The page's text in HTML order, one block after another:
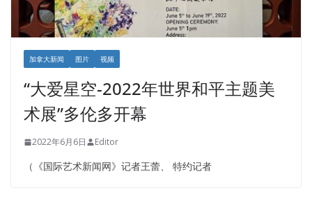
加拿大新闻 图片 视频
“大爱星空-2022年世界和平主题美
术展”多伦多开幕
2022年6月6日 Editor
（《国际艺术新闻网》记者王蕾、 特约记者